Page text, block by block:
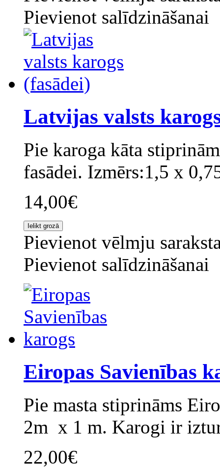
Pievienot salīdzināšanai
Latvijas valsts
Pie karoga kāta
fasādei. Izmērs:1,5 x
14,00€
Pievienot vēlmju
Pievienot salīdzināšanai
Eiropas Savienības
Pie masta stiprināms
2m x 1 m. Karogi ir
22,00€